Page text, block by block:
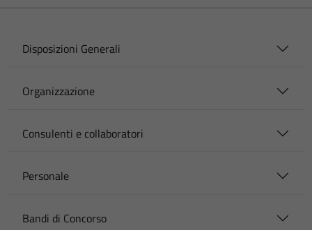
Disposizioni Generali
Organizzazione
Consulenti e collaboratori
Personale
Bandi di Concorso